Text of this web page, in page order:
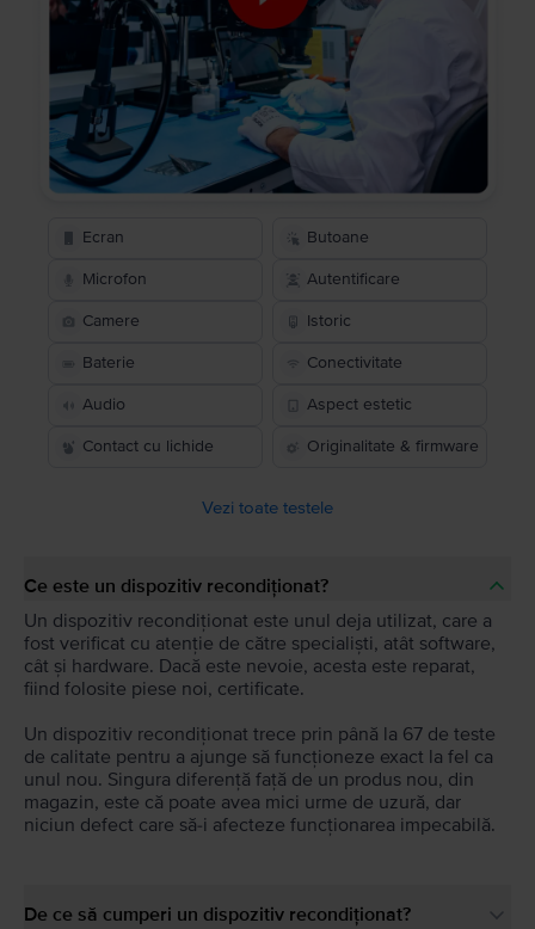
Ecran Butoane
Microfon Autentificare
Camere Istoric
Baterie Conectivitate
Audio Aspect estetic
Contact cu lichide Originalitate & firmware
Vezi toate testele
Ce este un dispozitiv recondiționat?
Un dispozitiv recondiționat este unul deja utilizat, care a
fost verificat cu atenție de către specialiști, atât software,
cât și hardware. Dacă este nevoie, acesta este reparat,
fiind folosite piese noi, certificate.
Un dispozitiv recondiționat trece prin până la 67 de teste
de calitate pentru a ajunge să funcționeze exact la fel ca
unul nou. Singura diferență față de un produs nou, din
magazin, este că poate avea mici urme de uzură, dar
niciun defect care să-i afecteze funcționarea impecabilă.
De ce să cumperi un dispozitiv recondiționat?